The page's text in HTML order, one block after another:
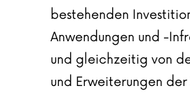
bestehenden
Anwendungen und -
und gleichzeitig von
und Erweiterungen